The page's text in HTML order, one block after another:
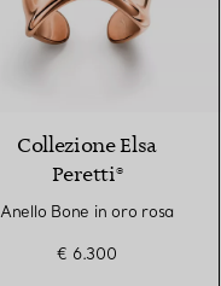
Collezione Elsa
Peretti®
Anello Bone in oro rosa
€ 6.300